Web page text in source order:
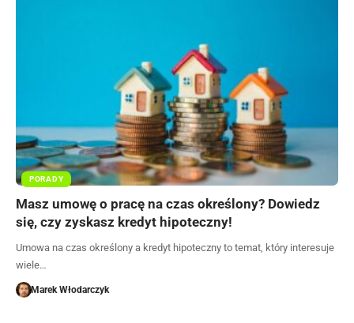
PORADY
Masz umowę o pracę na czas określony? Dowiedz
się, czy zyskasz kredyt hipoteczny!
Umowa na czas określony a kredyt hipoteczny to temat, który interesuje
wiele…
Marek Włodarczyk